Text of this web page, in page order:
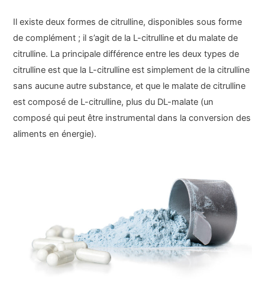
Il existe deux formes de citrulline, disponibles sous forme
de complément ; il s’agit de la L-citrulline et du malate de
citrulline. La principale différence entre les deux types de
citrulline est que la L-citrulline est simplement de la citrulline
sans aucune autre substance, et que le malate de citrulline
est composé de L-citrulline, plus du DL-malate (un
composé qui peut être instrumental dans la conversion des
aliments en énergie).